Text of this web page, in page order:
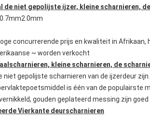
de niet gepolijste ijzer, kleine scharnieren,
concurrerende prijs en kwaliteit in Afrikaan,
~ worden verkocht
kleine scharnieren, de
niet gepolijste scharnieren van de ijzerdeur
is één van de populairste
gouden geplateerd messing zijn
Vierkante deurscharnieren